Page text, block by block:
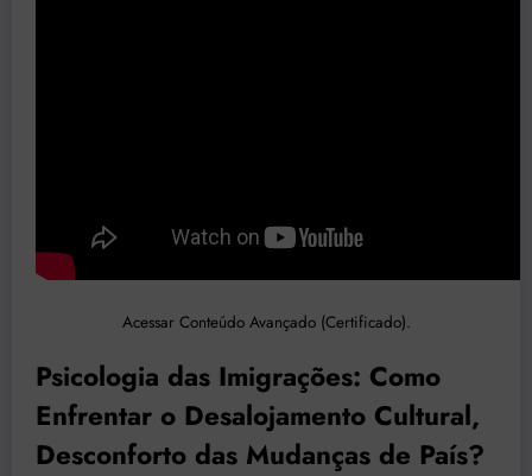
Acessar Conteúdo Avançado (Certificado).
Psicologia das Imigrações: Como
Enfrentar o Desalojamento Cultural,
Desconforto das Mudanças de País?